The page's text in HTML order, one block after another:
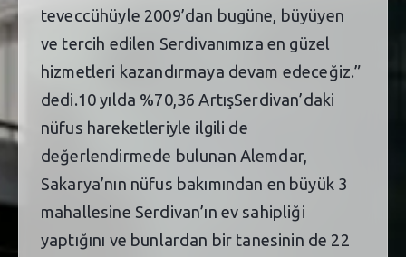
teveccühüyle 2009’dan bugüne, büyüyen
ve tercih edilen Serdivanımıza en güzel
hizmetleri kazandırmaya devam edeceğiz.”
dedi.10 yılda %70,36 ArtışSerdivan’daki
nüfus hareketleriyle ilgili de
değerlendirmede bulunan Alemdar,
Sakarya’nın nüfus bakımından en büyük 3
mahallesine Serdivan’ın ev sahipliği
yaptığını ve bunlardan bir tanesinin de 22